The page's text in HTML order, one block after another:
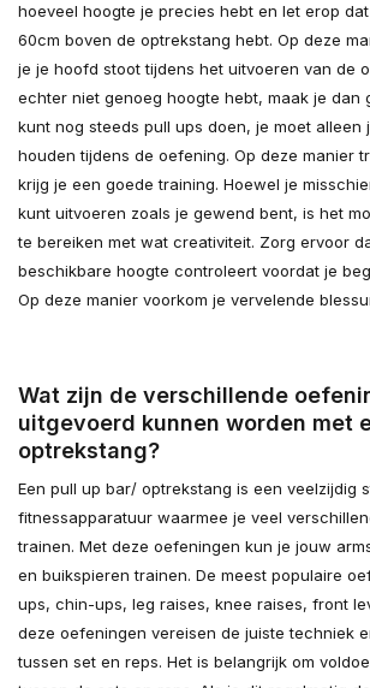
hoeveel hoogte je precies hebt en let erop
60cm boven de optrekstang hebt. Op deze
je je hoofd stoot tijdens het uitvoeren van de
echter niet genoeg hoogte hebt, maak je dan
kunt nog steeds pull ups doen, je moet alleen
houden tijdens de oefening. Op deze manier
krijg je een goede training. Hoewel je
kunt uitvoeren zoals je gewend bent, is het
te bereiken met wat creativiteit. Zorg ervoor
beschikbare hoogte controleert voordat je
Op deze manier voorkom je vervelende
Wat zijn de verschillende
uitgevoerd kunnen worden met
optrekstang?
Een pull up bar/ optrekstang is een veelzijdig
fitnessapparatuur waarmee je veel
trainen. Met deze oefeningen kun je jouw
en buikspieren trainen. De meest populaire
ups, chin-ups, leg raises, knee raises, front
deze oefeningen vereisen de juiste techniek
tussen set en reps. Het is belangrijk om